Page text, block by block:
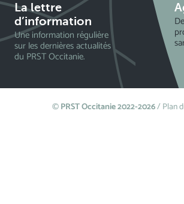
La lettre
d’information
Une information régulière
sur les dernières actualités
du PRST Occitanie.
©PRST Occitanie 2022-2026/Plan